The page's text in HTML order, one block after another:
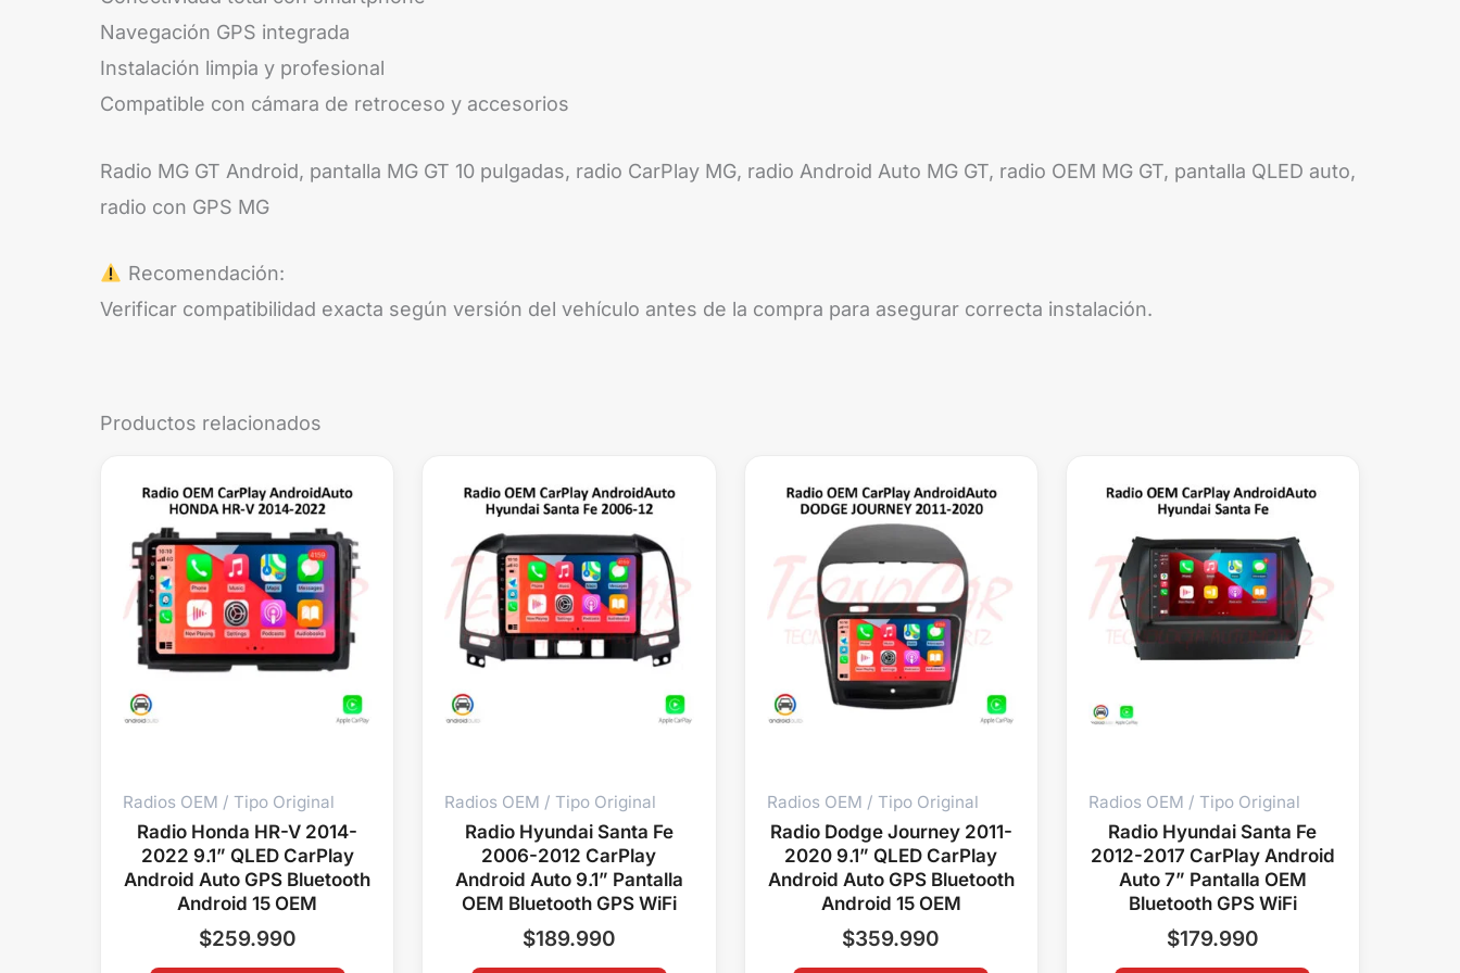
Navegación GPS integrada
Instalación limpia y profesional
Compatible con cámara de retroceso y accesorios
Radio MG GT Android, pantalla MG GT 10 pulgadas, radio CarPlay MG, radio Android Auto MG GT, radio OEM MG GT, pantalla QLED auto,
radio con GPS MG
Recomendación:
Verificar compatibilidad exacta según versión del vehículo antes de la compra para asegurar correcta instalación.
Productos relacionados
Radios OEM / Tipo Original
Radio Honda HR-V 2014-
2022 9.1” QLED CarPlay
Android Auto GPS Bluetooth
Android 15 OEM
$259.990
Radios OEM / Tipo Original
Radio Hyundai Santa Fe
2006-2012 CarPlay
Android Auto 9.1” Pantalla
OEM Bluetooth GPS WiFi
$189.990
Radios OEM / Tipo Original
Radio Dodge Journey 2011-
2020 9.1” QLED CarPlay
Android Auto GPS Bluetooth
Android 15 OEM
$359.990
Radios OEM / Tipo Original
Radio Hyundai Santa Fe
2012-2017 CarPlay Android
Auto 7” Pantalla OEM
Bluetooth GPS WiFi
$179.990